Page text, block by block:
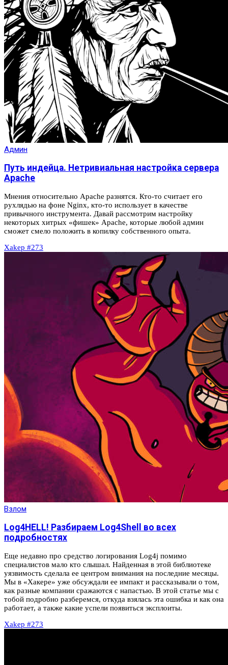
Админ
Путь индейца. Нетривиальная настройка сервера
Apache
Мнения относительно Apache разнятся. Кто-то считает его
рухлядью на фоне Nginx, кто-то использует в качестве
привычного инструмента. Давай рассмотрим настройку
некоторых хитрых «фишек» Apache, которые любой админ
сможет смело положить в копилку собственного опыта.
Xakep #273
Взлом
Log4HELL! Разбираем Log4Shell во всех
подробностях
Еще недавно про средство логирования Log4j помимо
специалистов мало кто слышал. Найденная в этой библиотеке
уязвимость сделала ее центром внимания на последние месяцы.
Мы в «Хакере» уже обсуждали ее импакт и рассказывали о том,
как разные компании сражаются с напастью. В этой статье мы с
тобой подробно разберемся, откуда взялась эта ошибка и как она
работает, а также какие успели появиться эксплоиты.
Xakep #273